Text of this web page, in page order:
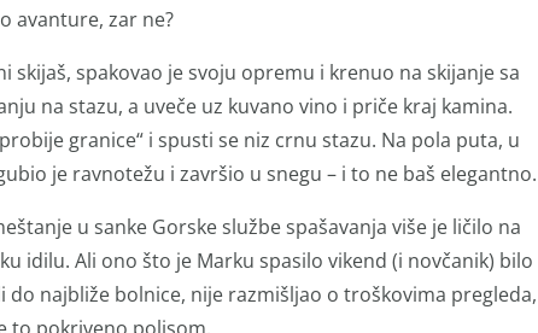
avanture, zar ne?
skijaš, spakovao je svoju opremu i krenuo na skijanje sa
na stazu, a uveče uz kuvano vino i priče kraj kamina.
granice“ i spusti se niz crnu stazu. Na pola puta, u
je ravnotežu i završio u snegu – i to ne baš elegantno.
u sanke Gorske službe spašavanja više je ličilo na
idilu. Ali ono što je Marku spasilo vikend (i novčanik) bilo
do najbliže bolnice, nije razmišljao o troškovima pregleda,